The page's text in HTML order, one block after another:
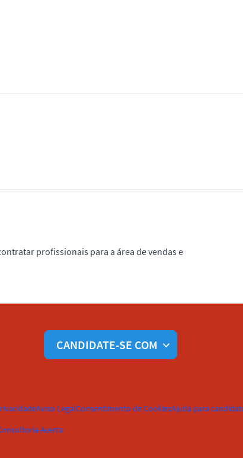
profissionais para a área de vendas e
CANDIDATE-SE COM
Aviso LegalConsentimento de CookiesAjuda para
Acerta